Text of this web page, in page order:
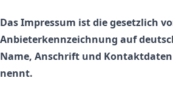
Das Impressum ist die gesetzlich
Anbieterkennzeichnung auf
Name, Anschrift und Kontaktdaten
nennt.